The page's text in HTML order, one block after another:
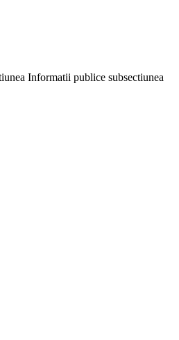
Informatii publice subsectiunea